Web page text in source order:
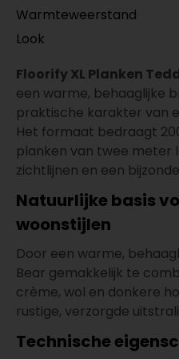
Warmteweerstand
Look
Floorify XL Planken
een warme, behaaglijke
praktische karakter van
Het formaat bedraagt
planken van twee meter
zichtlijnen en een
Natuurlijke basis
woonstijlen
Door een warme,
Bear gemakkelijk te
crème, wol en donkere
rustige, verzorgde
Technische